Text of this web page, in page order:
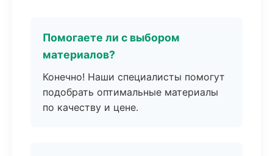
Помогаете ли с выбором
материалов?
Конечно! Наши специалисты помогут
подобрать оптимальные материалы
по качеству и цене.